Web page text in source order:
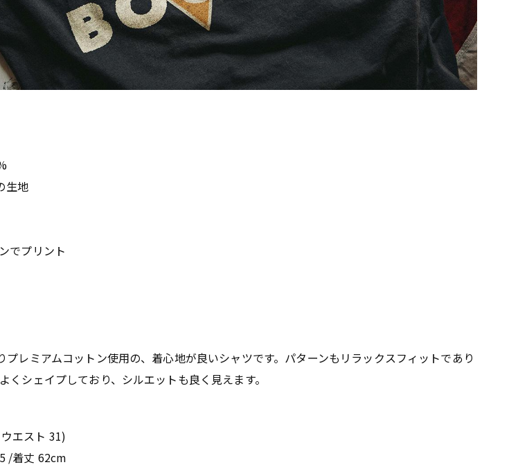
生地
でプリント
レミアムコットン使用の、着心地が良いシャツです。パターンもリラックスフィットであり
くシェイプしており、シルエットも良く見えます。
エスト 31)
/着丈 62cm